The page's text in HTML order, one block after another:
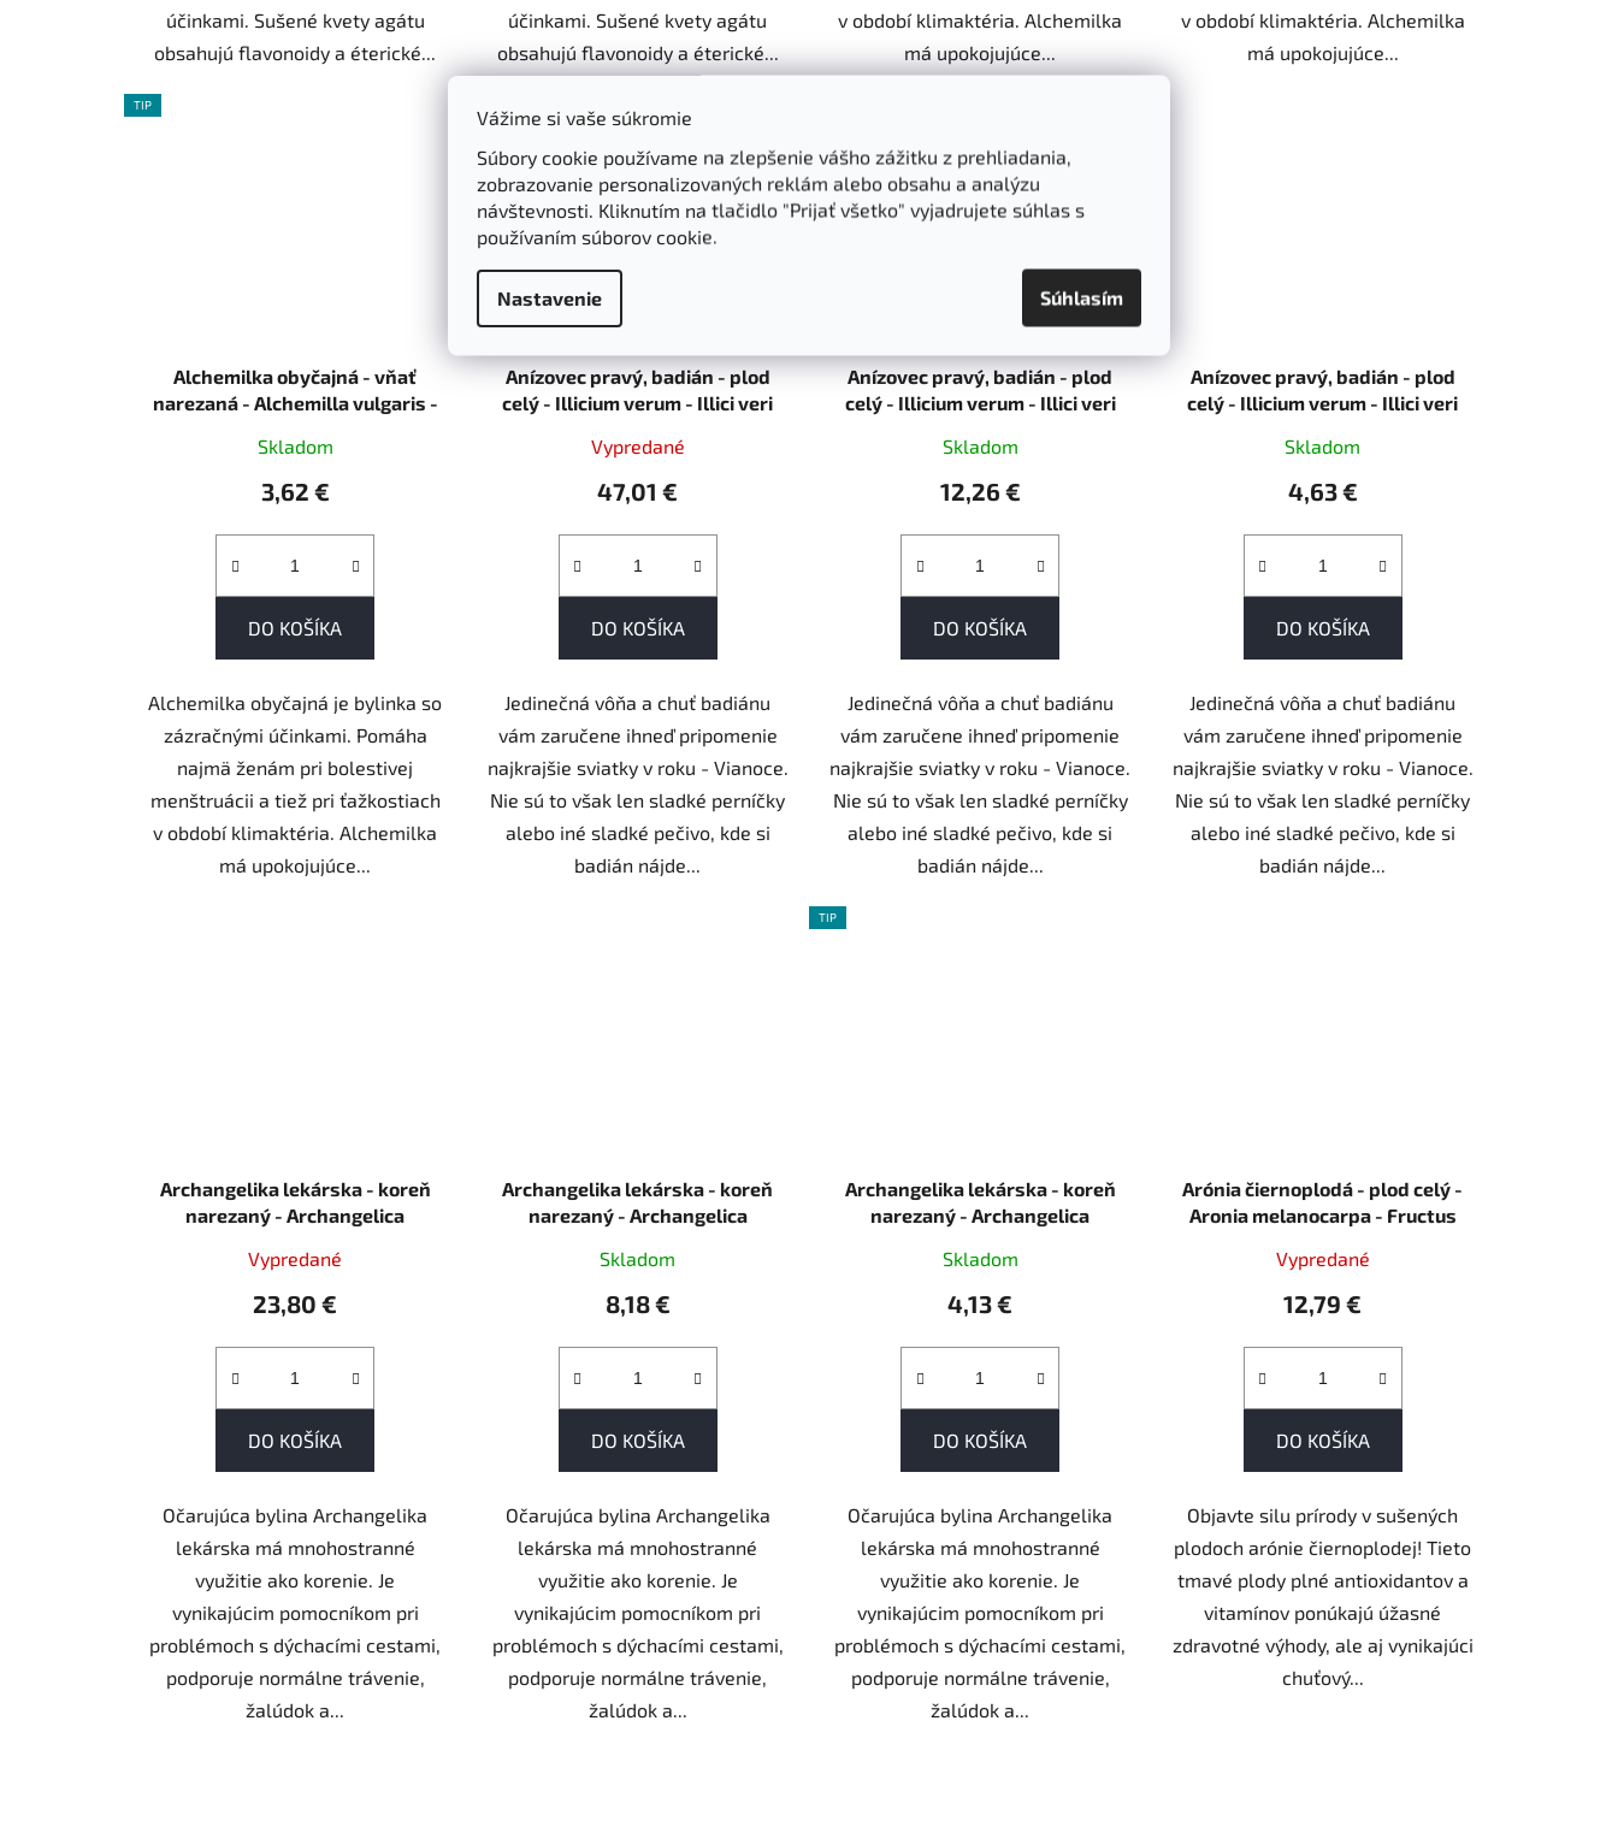
Vážime si vaše súkromie
Súbory cookie používame na zlepšenie vášho zážitku z prehliadania,
zobrazovanie personalizovaných reklám alebo obsahu a analýzu
návštevnosti. Kliknutím na tlačidlo "Prijať všetko" vyjadrujete súhlas s
používaním súborov cookie.
Nastavenie Súhlasím
účinkami. Sušené kvety agátu
obsahujú flavonoidy a éterické...
účinkami. Sušené kvety agátu
obsahujú flavonoidy a éterické...
v období klimaktéria. Alchemilka
má upokojujúce...
v období klimaktéria. Alchemilka
má upokojujúce...
TIP
Alchemilka obyčajná - vňať
narezaná - Alchemilla vulgaris -
Skladom
3,62 €
DO KOŠÍKA
Alchemilka obyčajná je bylinka so
zázračnými účinkami. Pomáha
najmä ženám pri bolestivej
menštruácii a tiež pri ťažkostiach
v období klimaktéria. Alchemilka
má upokojujúce...
Anízovec pravý, badián - plod
celý - Illicium verum - Illici veri
Vypredané
47,01 €
DO KOŠÍKA
Jedinečná vôňa a chuť badiánu
vám zaručene ihneď pripomenie
najkrajšie sviatky v roku - Vianoce.
Nie sú to však len sladké perníčky
alebo iné sladké pečivo, kde si
badián nájde...
Anízovec pravý, badián - plod
celý - Illicium verum - Illici veri
Skladom
12,26 €
DO KOŠÍKA
Jedinečná vôňa a chuť badiánu
vám zaručene ihneď pripomenie
najkrajšie sviatky v roku - Vianoce.
Nie sú to však len sladké perníčky
alebo iné sladké pečivo, kde si
badián nájde...
Anízovec pravý, badián - plod
celý - Illicium verum - Illici veri
Skladom
4,63 €
DO KOŠÍKA
Jedinečná vôňa a chuť badiánu
vám zaručene ihneď pripomenie
najkrajšie sviatky v roku - Vianoce.
Nie sú to však len sladké perníčky
alebo iné sladké pečivo, kde si
badián nájde...
Archangelika lekárska - koreň
narezaný - Archangelica
g
Vypredané
23,80 €
DO KOŠÍKA
Očarujúca bylina Archangelika
lekárska má mnohostranné
využitie ako korenie. Je
vynikajúcim pomocníkom pri
problémoch s dýchacími cestami,
podporuje normálne trávenie,
žalúdok a...
Archangelika lekárska - koreň
narezaný - Archangelica
Skladom
8,18 €
DO KOŠÍKA
Očarujúca bylina Archangelika
lekárska má mnohostranné
využitie ako korenie. Je
vynikajúcim pomocníkom pri
problémoch s dýchacími cestami,
podporuje normálne trávenie,
žalúdok a...
TIP
Archangelika lekárska - koreň
narezaný - Archangelica
Skladom
4,13 €
DO KOŠÍKA
Očarujúca bylina Archangelika
lekárska má mnohostranné
využitie ako korenie. Je
vynikajúcim pomocníkom pri
problémoch s dýchacími cestami,
podporuje normálne trávenie,
žalúdok a...
Arónia čiernoplodá - plod celý -
Aronia melanocarpa - Fructus
Vypredané
12,79 €
DO KOŠÍKA
Objavte silu prírody v sušených
plodoch arónie čiernoplodej! Tieto
tmavé plody plné antioxidantov a
vitamínov ponúkajú úžasné
zdravotné výhody, ale aj vynikajúci
chuťový...